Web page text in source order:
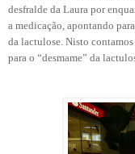
desfralde da Laura por
a medicação, apontando
da lactulose. Nisto
para o “desmame” da